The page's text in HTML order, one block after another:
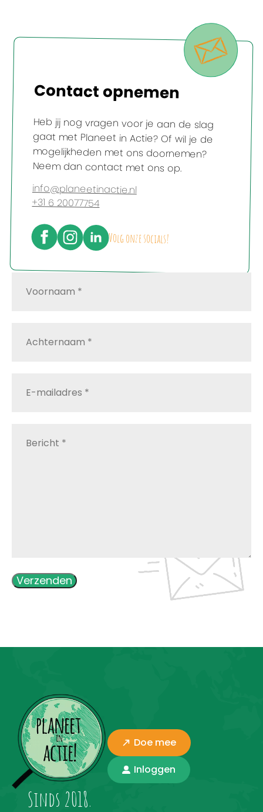
Contact opnemen
Heb jij nog vragen voor je aan de slag
gaat met Planeet in Actie? Of wil je de
mogelijkheden met ons doornemen?
Neem dan contact met ons op.
info@planeetinactie.nl
+31 6 20077754
Volg onze socials!
mailadres*
Verzenden
Sinds 2018.
Doe mee
Inloggen